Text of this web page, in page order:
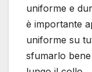
uniforme e
è importante
uniforme su
sfumarlo